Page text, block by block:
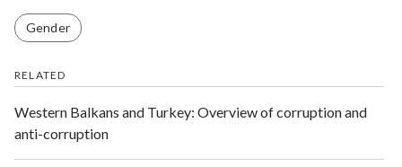
Gender
RELATED
Western Balkans and Turkey: Overview of corruption and
anti-corruption